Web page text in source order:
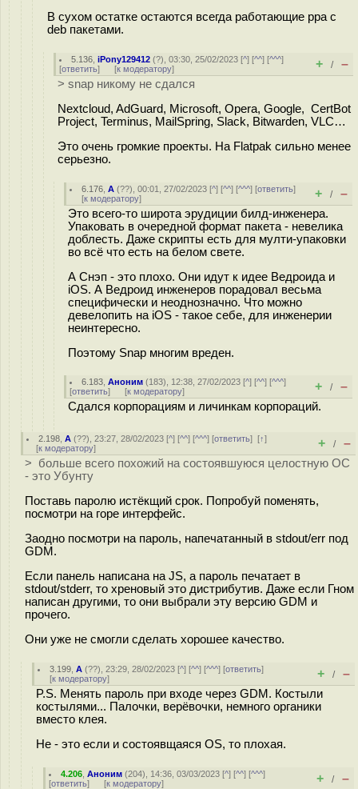
В сухом остатке остаются всегда работающие ppa с
deb пакетами.
5.136 ,iPony129412 (?), 03:30, 25/02/2023 [^] [^^] [^^^]
[ответить] [к модератору] + / –
> snap никому не сдался
Nextcloud, AdGuard, Microsoft, Opera, Google, CertBot
Project, Terminus, MailSpring, Slack, Bitwarden, VLC…
Это очень громкие проекты. На Flatpak сильно менее
серьезно.
6.176 ,А (??), 00:01, 27/02/2023 [^] [^^] [^^^] [ответить]
[к модератору] + / –
Это всего-то широта эрудиции билд-инженера.
Упаковать в очередной формат пакета - невелика
доблесть. Даже скрипты есть для мулти-упаковки
во всё что есть на белом свете.
А Снэп - это плохо. Они идут к идее Ведроида и
iOS. А Ведроид инженеров порадовал весьма
специфически и неоднозначно. Что можно
девелопить на iOS - такое себе, для инженерии
неинтересно.
Поэтому Snap многим вреден.
6.183 ,Аноним (183), 12:38, 27/02/2023 [^] [^^] [^^^]
[ответить] [к модератору] + / –
Сдался корпорациям и личинкам корпораций.
2.198 ,А (??), 23:27, 28/02/2023 [^] [^^] [^^^] [ответить][↑]
[к модератору] + / –
> больше всего похожий на состоявшуюся целостную ОС
- это Убунту
Поставь паролю истёкщий срок. Попробуй поменять,
посмотри на горе интерфейс.
Заодно посмотри на пароль, напечатанный в stdout/err под
GDM.
Если панель написана на JS, а пароль печатает в
stdout/stderr, то хреновый это дистрибутив. Даже если Гном
написан другими, то они выбрали эту версию GDM и
прочего.
Они уже не смогли сделать хорошее качество.
3.199 ,А (??), 23:29, 28/02/2023 [^] [^^] [^^^] [ответить]
[к модератору] + / –
P.S. Менять пароль при входе через GDM. Костыли
костылями... Палочки, верёвочки, немного органики
вместо клея.
Не - это если и состоявщаяся OS, то плохая.
4.206 ,Аноним (204), 14:36, 03/03/2023 [^] [^^] [^^^]
[ответить] [к модератору] + / –